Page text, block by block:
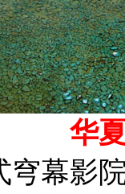
华
穹幕影